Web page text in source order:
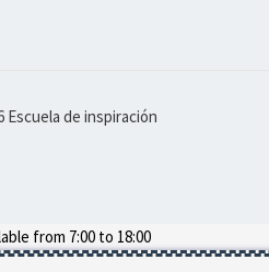
de inspiración
from 7:00 to 18:00